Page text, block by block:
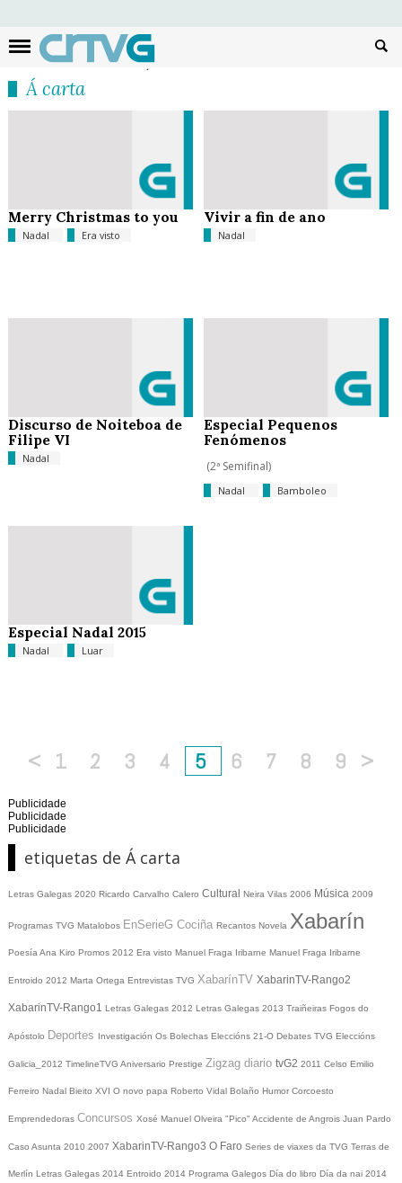
Á carta
Merry Christmas to you
Nadal Era visto
Vivir a fin de ano
Nadal
Discurso de Noiteboa de
Filipe VI
Nadal
Especial Pequenos
Fenómenos
(2ª Semifinal)
Nadal Bamboleo
Especial Nadal 2015
Nadal Luar
< 1 2 3 4 5 6 7 8 9 >
Publicidade
Publicidade
Publicidade
etiquetas de Á carta
Letras Galegas 2020 Ricardo Carvalho Calero Cultural Neira Vilas 2006 Música 2009
Programas TVG Matalobos EnSerieG Cociña Recantos Novela Xabarín
Poesía Ana Kiro Promos 2012 Era visto Manuel Fraga Iribarne Manuel Fraga Iribarne
Entroido 2012 Marta Ortega Entrevistas TVG XabarínTV XabarinTV-Rango2
XabarinTV-Rango1 Letras Galegas 2012 Letras Galegas 2013 Traiñeiras Fogos do
Apóstolo Deportes Investigación Os Bolechas Eleccións 21-O Debates TVG Eleccións
Galicia_2012 TimelineTVG Aniversario Prestige Zigzag diario tvG2 2011 Celso Emilio
Ferreiro Nadal Bieito XVI O novo papa Roberto Vidal Bolaño Humor Corcoesto
Emprendedoras Concursos Xosé Manuel Olveira "Pico" Accidente de Angrois Juan Pardo
Caso Asunta 2010 2007 XabarinTV-Rango3 O Faro Series de viaxes da TVG Terras de
Merlín Letras Galegas 2014 Entroido 2014 Programa Galegos Día do libro Día da nai 2014